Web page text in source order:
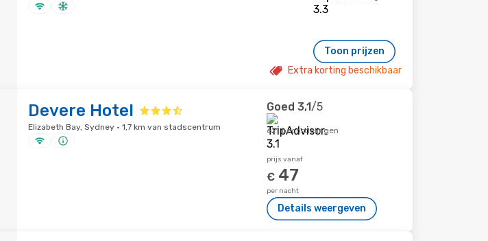
Toon prijzen
Extra korting beschikbaar
Devere Hotel
Elizabeth Bay, Sydney · 1,7 km van stadscentrum
Goed 3,1/5
621 beoordelingen
prijs vanaf
€ 47
per nacht
Details weergeven